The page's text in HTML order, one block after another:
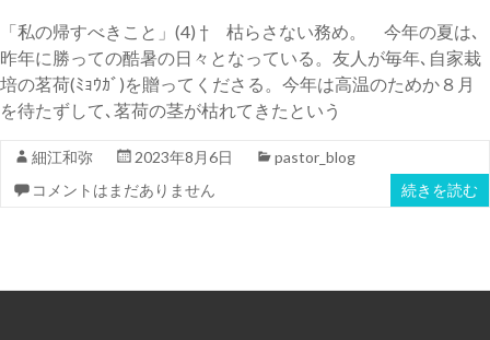
「私の帰すべきこと」(4) † 枯らさない務め。 今年の夏は､
昨年に勝っての酷暑の日々となっている。友人が毎年､自家栽
培の茗荷(ﾐｮｳｶﾞ)を贈ってくださる。今年は高温のためか８月
を待たずして､茗荷の茎が枯れてきたという
細江和弥 2023年8月6日
pastor_blog
コメントはまだありません
続きを読む